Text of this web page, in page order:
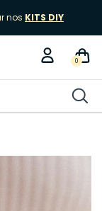
nos KITS DIY
0